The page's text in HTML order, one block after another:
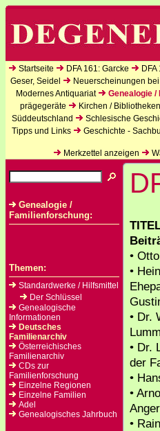
Startseite DFA 161: Garcke
Geser, Seidel
Neuerscheinungen
Modernes Antiquariat
Genealogie
prägegeräte
Kirchen /
Süddeutschland
Schlesische
Tipps und Links
Geschichte -
Merkzettel anzeigen
Genealogie /
Familienforschung:
Themen:
Standardwerke / Hilfsmittel
Der Schlüssel
Genealogische
Informationen
Deutsches
Familienarchiv
Österreichisches
Familienarchiv
CDs zur
Familienforschung
Einzelne Regionen
Einzelne Familien
Adel
Genealogisches Jahrbuch
•
•
• Dr.
• Dr.
der
•
•
•